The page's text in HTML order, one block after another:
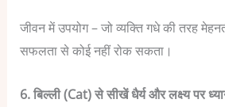
जीवन में उपयोग – जो व्यक्ति गधे की तरह
सफलता से कोई नहीं रोक सकता।
6. बिल्ली (Cat) से सीखें धैर्य और लक्ष्य पर